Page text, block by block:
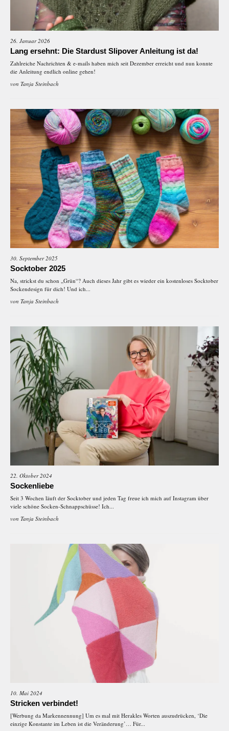
26. Januar 2026
Lang ersehnt: Die Stardust Slipover Anleitung ist da!
Zahlreiche Nachrichten & e-mails haben mich seit Dezember erreicht und nun konnte
die Anleitung endlich online gehen!
von Tanja Steinbach
30. September 2025
Socktober 2025
Na, strickst du schon „Grün“? Auch dieses Jahr gibt es wieder ein kostenloses Socktober
Sockendesign für dich! Und ich...
von Tanja Steinbach
22. Oktober 2024
Sockenliebe
Seit 3 Wochen läuft der Socktober und jeden Tag freue ich mich auf Instagram über
viele schöne Socken-Schnappschüsse! Ich...
von Tanja Steinbach
10. Mai 2024
Stricken verbindet!
[Werbung da Markennennung] Um es mal mit Herakles Worten auszudrücken, ‘Die
einzige Konstante im Leben ist die Veränderung’… Für...